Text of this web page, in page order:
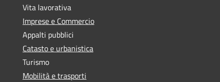
Vita lavorativa
Imprese e Commercio
Appalti pubblici
Catasto e urbanistica
Turismo
Mobilità e trasporti